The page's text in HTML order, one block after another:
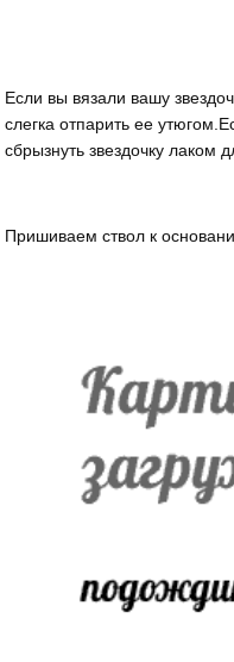
Если вы вязали вашу
слегка отпарить ее
сбрызнуть звездочку лаком
Пришиваем ствол к